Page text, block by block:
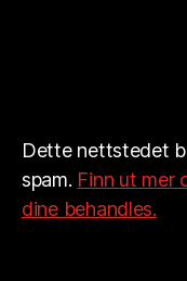
Dette nettstedet
spam. Finn ut mer
dine behandles.